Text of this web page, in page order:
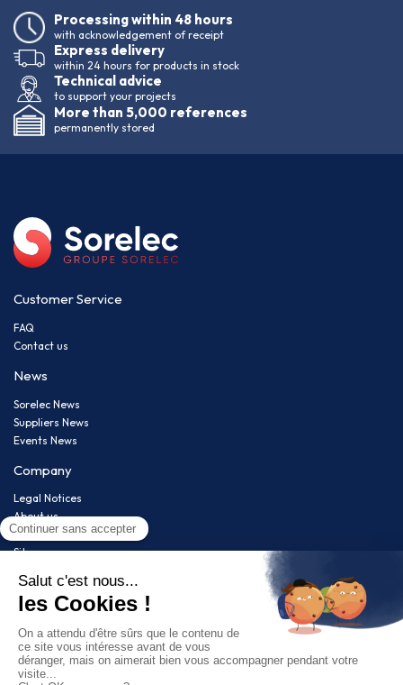
Processing within 48 hours
with acknowledgement of receipt
Express delivery
within 24 hours for products in stock
Technical advice
to support your projects
More than 5,000 references
permanently stored
Customer Service
FAQ
Contact us
News
Sorelec News
Suppliers News
Events News
Company
Legal Notices
About us
Privacy policy
Sitemap
Newsletter
Restez informé(e) de nos nouveautés !
Follow us